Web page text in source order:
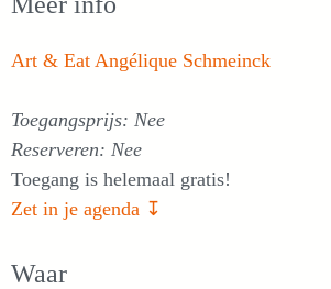
Art & Eat Angélique Schmeinck
Toegangsprijs: Nee
Reserveren: Nee
Toegang is helemaal gratis!
Zet in je agenda ↧
Waar